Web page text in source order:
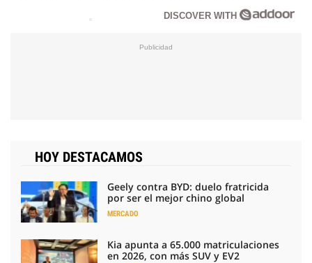
DISCOVER WITH
HOY DESTACAMOS
Geely contra BYD: duelo fratricida
por ser el mejor chino global
MERCADO
Kia apunta a 65.000 matriculaciones
en 2026, con más SUV y EV2